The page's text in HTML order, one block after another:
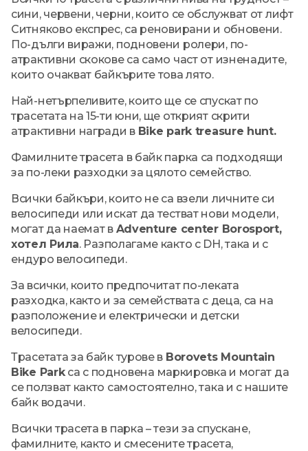
сини, червени, черни, които се обслужват от лифт
Ситняково експрес, са реновирани и обновени.
По-дълги виражи, подновени ролери, по-
атрактивни скокове са само част от изненадите,
които очакват байкърите това лято.
Най-нетърпеливите, които ще се спускат по
трасетата на 15-ти юни, ще открият скрити
атрактивни награди в Bike park treasure hunt.
Фамилните трасета в байк парка са подходящи
за по-леки разходки за цялото семейство.
Всички байкъри, които не са взели личните си
велосипеди или искат да тестват нови модели,
могат да наемат в Adventure center Borosport,
хотел Рила. Разполагаме както с DH, така и с
ендуро велосипеди.
За всички, които предпочитат по-леката
разходка, както и за семействата с деца, са на
разположение и електрически и детски
велосипеди.
Трасетата за байк турове в Borovets Mountain
Bike Parkса с подновена маркировка и могат да
се ползват както самостоятелно, така и с нашите
байк водачи.
Всички трасета в парка – тези за спускане,
фамилните, както и смесените трасета,